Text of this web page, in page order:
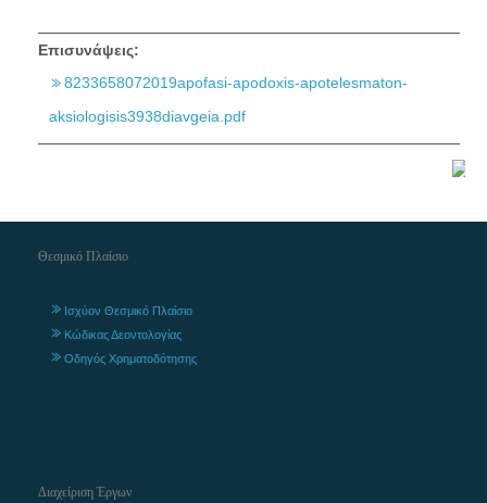
Επισυνάψεις:
8233658072019apofasi-apodoxis-apotelesmaton-
aksiologisis3938diavgeia.pdf
Θεσμικό Πλαίσιο
Ισχύον Θεσμικό Πλαίσιο
Κώδικας Δεοντολογίας
Οδηγός Χρηματοδότησης
Διαχείριση Έργων